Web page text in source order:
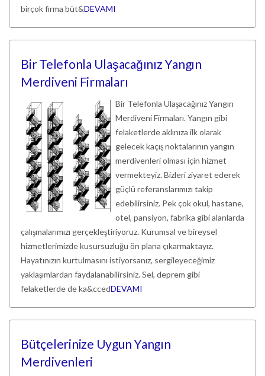
birçok firma büt&DEVAMI
Bir Telefonla Ulaşacağınız Yangın
Merdiveni Firmaları
Bir Telefonla Ulaşacağınız Yangın
Merdiveni Firmaları. Yangın gibi
felaketlerde aklınıza ilk olarak
gelecek kaçış noktalarının yangın
merdivenleri olması için hizmet
vermekteyiz. Bizleri ziyaret ederek
güçlü referanslarımızı takip
edebilirsiniz. Pek çok okul, hastane,
otel, pansiyon, fabrika gibi alanlarda
çalışmalarımızı gerçekleştiriyoruz. Kurumsal ve bireysel
hizmetlerimizde kusursuzluğu ön plana çıkarmaktayız.
Hayatınızın kurtulmasını istiyorsanız, sergileyeceğimiz
yaklaşımlardan faydalanabilirsiniz. Sel, deprem gibi
felaketlerde de ka&ccedDEVAMI
Bütçelerinize Uygun Yangın
Merdivenleri